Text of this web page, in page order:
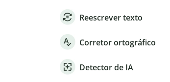
Reescrever texto
Corretor ortográfico
Detector de IA